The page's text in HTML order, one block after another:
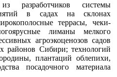
разработчиков системы
в садах на склонах
террасы, чеки-
лиманы мелкого
агроэкоценозов садов
районов Сибири; технологий
плантаций облепихи,
посадочного материала